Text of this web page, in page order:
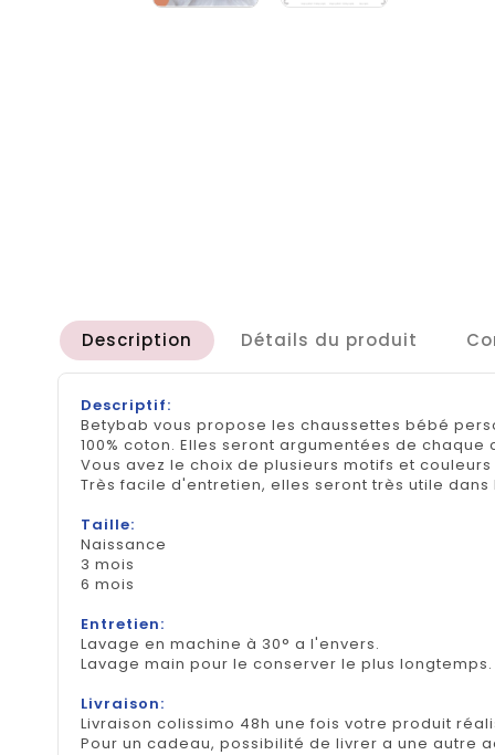
Description Détails du produit
Descriptif:
Betybab vous propose les chaussettes bébé
100% coton. Elles seront argumentées de
Vous avez le choix de plusieurs motifs et
Très facile d'entretien, elles seront très utile
Taille:
Naissance
3 mois
6 mois
Entretien:
Lavage en machine à 30° a l'envers.
Lavage main pour le conserver le plus
Livraison:
Livraison colissimo 48h une fois votre produit
Pour un cadeau, possibilité de livrer a une autre